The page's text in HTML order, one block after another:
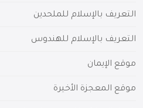
التعريف بالإسلام للملحدين
التعريف بالإسلام للهندوس
موقع الإيمان
موقع المعجزة الأخيرة